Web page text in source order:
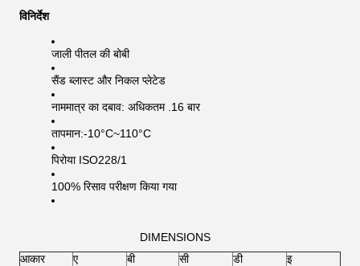
विनिर्देश
जाली पीतल की बोबी
सैंड ब्लास्ट और निकल प्लेटेड
नाममात्र का दबाव: अधिकतम .16 बार
तापमान:-10°C~110°C
पिरोया ISO228/1
100% रिसाव परीक्षण किया गया
DIMENSIONS
आकार
ए बी सी डी
इ